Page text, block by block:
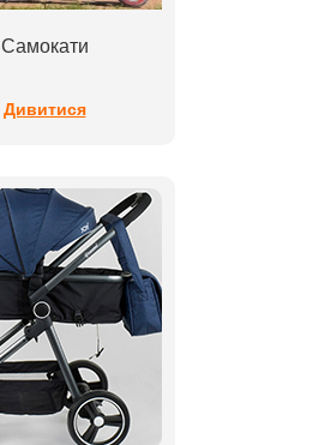
Самокати
Дивитися